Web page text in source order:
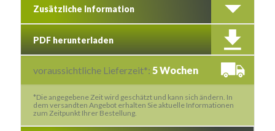
Zusätzliche Information
PDF herunterladen
voraussichtliche Lieferzeit*: 5 Wochen
*Die angegebene Zeit wird geschätzt und kann sich ändern. In
dem versandten Angebot erhalten Sie aktuelle Informationen
zum Zeitpunkt Ihrer Bestellung.